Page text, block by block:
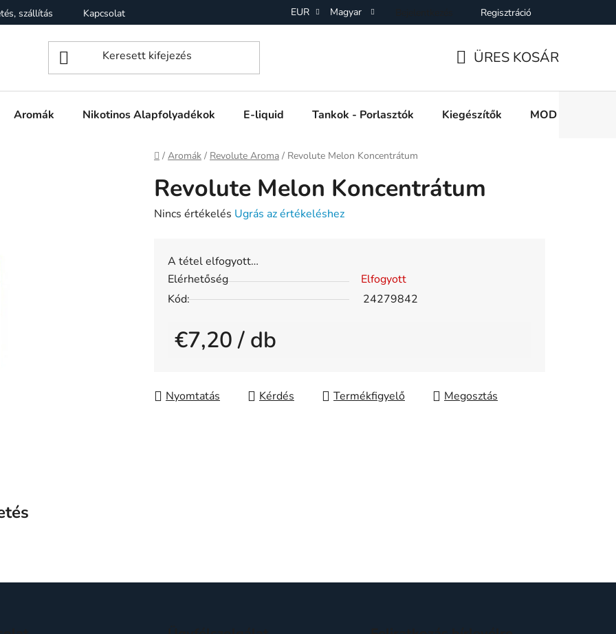
szállítás Kapcsolat Üzleti feltételek (ÁSZF) Adatkezelési Tájékoztató Elállás a Vásárlástol
EUR Magyar Regisztráció
ÜRES KOSÁR
Aromák Nikotinos Alapfolyadékok E-liquid Tankok - Porlasztók Kiegészítők MOD e cigi
Kezdőlap
/ Aromák / Revolute Aroma / Revolute Melon Koncentrátum
Revolute Melon Koncentrátum
A
értékelése
ből
csillag.
Nincs értékelés Ugrás az értékeléshez
A tétel elfogyott…
Elérhetőség
Elfogyott
Kód:
24279842
€7,20/ db
Nyomtatás Kérdés Megosztás